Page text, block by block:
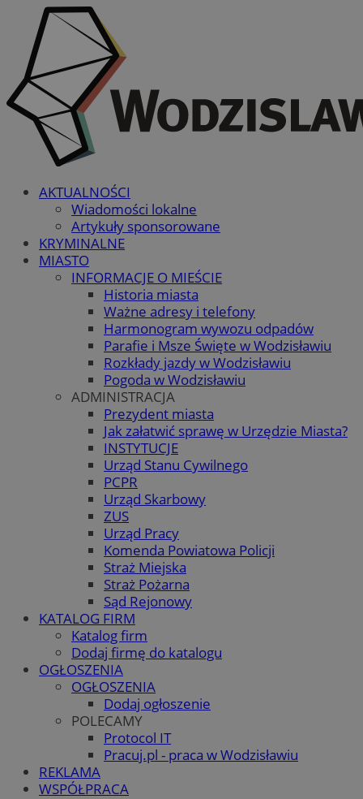
AKTUALNOŚCI
Wiadomości lokalne
Artykuły sponsorowane
KRYMINALNE
MIASTO
INFORMACJE O MIEŚCIE
Historia miasta
Ważne adresy i telefony
Harmonogram wywozu odpadów
Parafie i Msze Święte w Wodzisławiu
Rozkłady jazdy w Wodzisławiu
Pogoda w Wodzisławiu
ADMINISTRACJA
Prezydent miasta
Jak załatwić sprawę w Urzędzie Miasta?
INSTYTUCJE
Urząd Stanu Cywilnego
PCPR
Urząd Skarbowy
ZUS
Urząd Pracy
Komenda Powiatowa Policji
Straż Miejska
Straż Pożarna
Sąd Rejonowy
KATALOG FIRM
Katalog firm
Dodaj firmę do katalogu
OGŁOSZENIA
OGŁOSZENIA
Dodaj ogłoszenie
POLECAMY
Protocol IT
Pracuj.pl - praca w Wodzisławiu
REKLAMA
WSPÓŁPRACA